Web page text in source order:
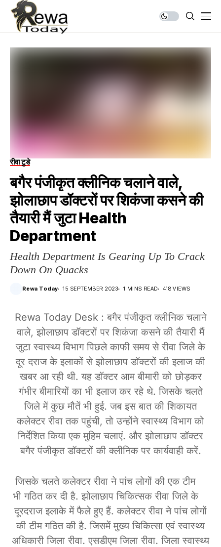
रीवा टुडे
बगैर पंजीकृत क्लीनिक चलाने वाले,
झोलाछाप डॉक्टरों पर शिकंजा कसने की
तैयारी मैं जुटा Health
Department
Health Department Is Gearing Up To Crack
Down On Quacks
Rewa Today 15 SEPTEMBER 2023 1 MINS READ 418 VIEWS
Rewa Today Desk : बगैर पंजीकृत क्लीनिक चलाने
वाले, झोलाछाप डॉक्टरों पर शिकंजा कसने की तैयारी मैं
जुटा स्वास्थ्य विभाग पिछले काफी समय से रीवा जिले के
दूर दराज के इलाकों से झोलाछाप डॉक्टरों की इलाज की
खबर आ रही थी. यह डॉक्टर आम बीमारी को छोड़कर
गंभीर बीमारियों का भी इलाज कर रहे थे. जिसके चलते
जिले में कुछ मौतें भी हुई. जब इस बात की शिकायत
कलेक्टर रीवा तक पहुंची, तो उन्होंने स्वास्थ्य विभाग को
निर्देशित किया एक मुहिम चलाएं. और झोलाछाप डॉक्टर
बगैर पंजीकृत डॉक्टरों की क्लीनिक पर कार्यवाही करें.
जिसके चलते कलेक्टर रीवा ने पांच लोगों की एक टीम
भी गठित कर दी है. झोलाछाप चिकित्सक रीवा जिले के
दूरदराज इलाके में फैले हुए हैं. कलेक्टर रीवा ने पांच लोगों
की टीम गठित की है. जिसमें मुख्य चिकित्सा एवं स्वास्थ्य
अधिकारी जिला रीवा. एसडीएम जिला रीवा. जिला स्वास्थ्य